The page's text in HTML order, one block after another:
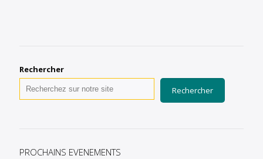
Rechercher
Rechercher
PROCHAINS EVENEMENTS